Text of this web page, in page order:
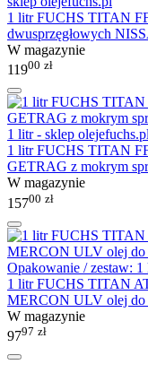
1 litr FUCHS TITAN
dwusprzęgłowych
W magazynie
11900 zł
1 litr FUCHS TITAN
GETRAG z mokrym
W magazynie
15700 zł
1 litr FUCHS TITAN
MERCON ULV olej do
W magazynie
9797 zł